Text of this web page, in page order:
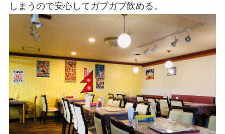
しまうので安心してガブガブ飲める。